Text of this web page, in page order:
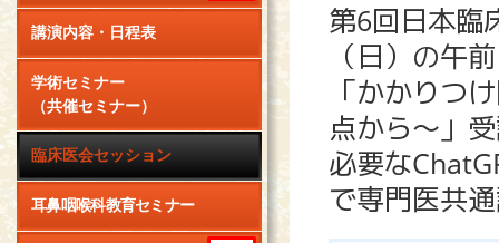
講演内容・日程表
学術セミナー
（共催セミナー）
臨床医会セッション
耳鼻咽喉科教育セミナー
第6回⽇本臨
（⽇）の午
「かかりつ
点から～」
必要な
で専門医共